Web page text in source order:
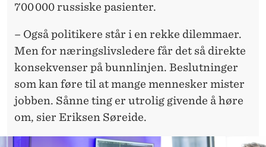
700 000 russiske pasienter.
– Også politikere står i en rekke dilemmaer.
Men for næringslivsledere får det så direkte
konsekvenser på bunnlinjen. Beslutninger
som kan føre til at mange mennesker mister
jobben. Sånne ting er utrolig givende å høre
om, sier Eriksen Søreide.